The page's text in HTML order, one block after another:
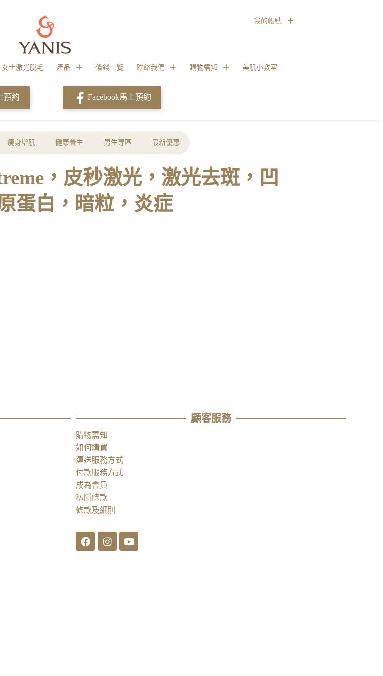
女士激光脫毛 產品 價錢一覽 聯絡我們 購物需知 美肌小教室
我的帳號
預約 Facebook馬上預約
瘦身增肌 健康養生 男生專區 最新優惠
，皮秒激光，激光去斑，凹
蛋白，暗粒，炎症
顧客服務​
購物需知
如何購買
運送服務方式
付款服務方式
成為會員
私隱條款
條款及細則